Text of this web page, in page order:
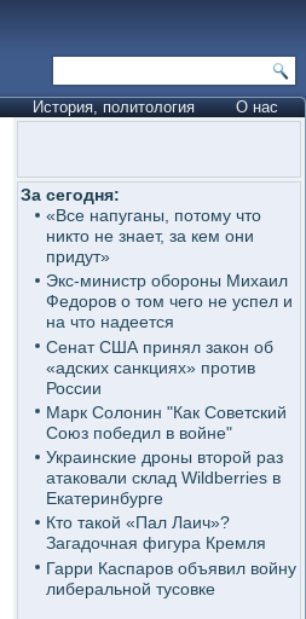
История, политология О нас
За сегодня:
«Все напуганы, потому что
никто не знает, за кем они
придут»
Экс-министр обороны Михаил
Федоров о том чего не успел и
на что надеется
Сенат США принял закон об
«адских санкциях» против
России
Марк Солонин "Как Советский
Союз победил в войне"
Украинские дроны второй раз
атаковали склад Wildberries в
Екатеринбурге
Кто такой «Пал Лаич»?
Загадочная фигура Кремля
Гарри Каспаров объявил войну
либеральной тусовке